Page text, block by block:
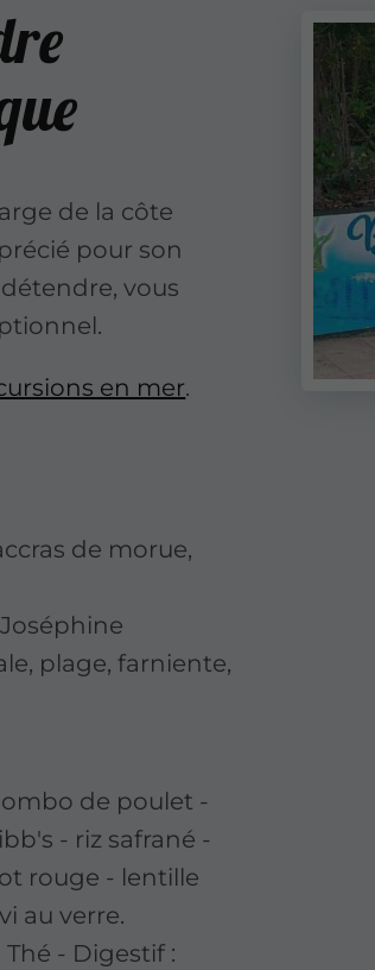
de la côte
pour son
vous
en mer.
de morue,
plage, farniente,
de poulet -
- riz safrané -
rouge - lentille
au verre.
- Digestif :